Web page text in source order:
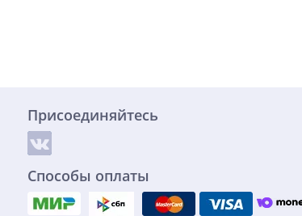
Присоединяйтесь
Способы оплаты